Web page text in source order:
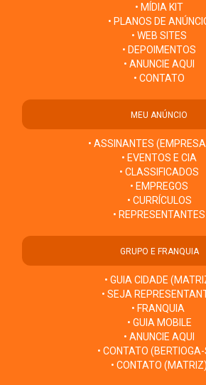
• MÍDIA KIT
• PLANOS DE
• WEB SITES
• DEPOIMENTOS
• ANUNCIE AQUI
• CONTATO
MEU ANÚNCIO
• ASSINANTES
• EVENTOS E CIA
• CLASSIFICADOS
• EMPREGOS
• CURRÍCULOS
• REPRESENTANTES
GRUPO E FRANQUIA
• GUIA CIDADE
• SEJA
• FRANQUIA
• GUIA MOBILE
• ANUNCIE AQUI
• CONTATO
• CONTATO (MATRIZ)